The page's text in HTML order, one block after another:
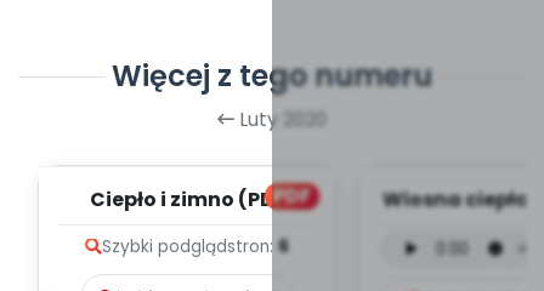
Więcej z tego numeru
Luty 2020
PDF
Ciepło i zimno (PD)
Szybki podglądstron: 6
Wiosna ciepła
(PD,